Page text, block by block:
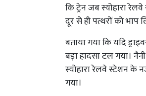
कि ट्रेन जब स्योहारा
दूर से ही पत्थरों को भाप
बताया गया कि यदि
बड़ा हादसा टल गया।
स्योहारा रेलवे स्टेशन के
गया।